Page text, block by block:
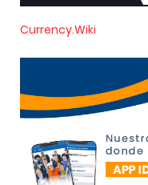
Currency.Wiki